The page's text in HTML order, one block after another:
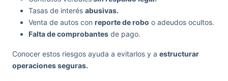
Tasas de interés abusivas.
Venta de autos con reporte de robo o adeudos ocultos.
Falta de comprobantes de pago.
Conocer estos riesgos ayuda a evitarlos y a estructurar
operaciones seguras.